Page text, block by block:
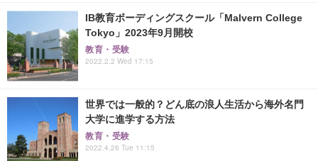
IB教育ボーディングスクール「Malvern College
Tokyo」2023年9月開校
教育・受験
2022.2.2 Wed 17:15
世界では一般的？どん底の浪人生活から海外名門
大学に進学する方法
教育・受験
2022.4.26 Tue 11:15